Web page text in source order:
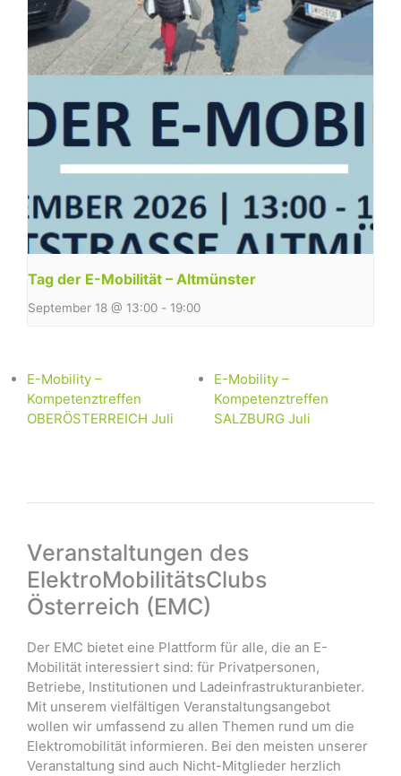
Tag der E-Mobilität – Altmünster
September 18 @ 13:00 - 19:00
E-Mobility –
Kompetenztreffen
OBERÖSTERREICH Juli
E-Mobility –
Kompetenztreffen
SALZBURG Juli
Veranstaltungen des
ElektroMobilitätsClubs
Österreich (EMC)
Der EMC bietet eine Plattform für alle, die an E-
Mobilität interessiert sind: für Privatpersonen,
Betriebe, Institutionen und Ladeinfrastrukturanbieter.
Mit unserem vielfältigen Veranstaltungsangebot
wollen wir umfassend zu allen Themen rund um die
Elektromobilität informieren. Bei den meisten unserer
Veranstaltung sind auch Nicht-Mitglieder herzlich